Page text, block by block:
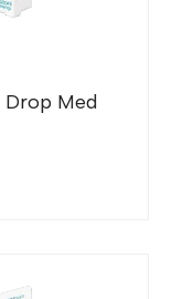
Drop Med